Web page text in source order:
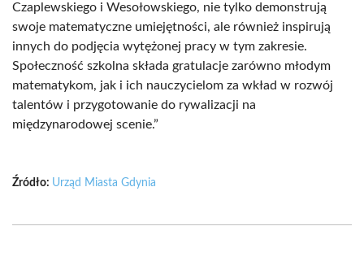
Czaplewskiego i Wesołowskiego, nie tylko demonstrują
swoje matematyczne umiejętności, ale również inspirują
innych do podjęcia wytężonej pracy w tym zakresie.
Społeczność szkolna składa gratulacje zarówno młodym
matematykom, jak i ich nauczycielom za wkład w rozwój
talentów i przygotowanie do rywalizacji na
międzynarodowej scenie.”
Źródło: Urząd Miasta Gdynia